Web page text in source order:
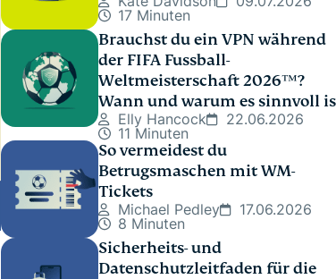
17 Minuten
Brauchst du ein VPN während
der FIFA Fussball-
Weltmeisterschaft 2026™️?
Wann und warum es sinnvoll
Elly Hancock
22.06.2026
11 Minuten
So vermeidest du
Betrugsmaschen mit WM-
Tickets
Michael Pedley
17.06.2026
8 Minuten
Sicherheits- und
Datenschutzleitfaden für die